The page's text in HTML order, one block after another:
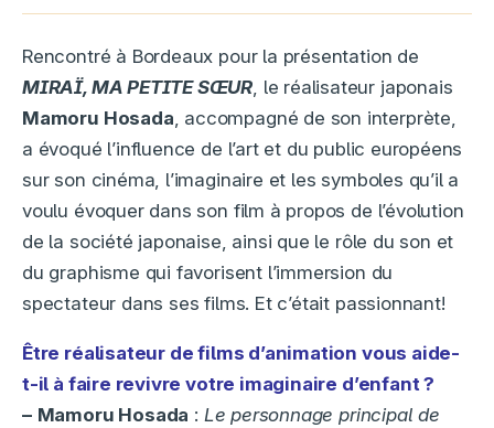
Rencontré à Bordeaux pour la présentation de
MIRAÏ, MA PETITE SŒUR, le réalisateur japonais
Mamoru Hosada, accompagné de son interprète,
a évoqué l’influence de l’art et du public européens
sur son cinéma, l’imaginaire et les symboles qu’il a
voulu évoquer dans son film à propos de l’évolution
de la société japonaise, ainsi que le rôle du son et
du graphisme qui favorisent l’immersion du
spectateur dans ses films. Et c’était passionnant!
Être réalisateur de films d’animation vous aide-
t-il à faire revivre votre imaginaire d’enfant ?
– Mamoru Hosada : Le personnage principal de